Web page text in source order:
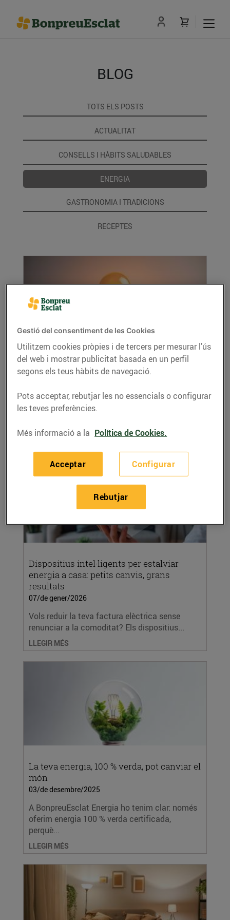
BLOG
TOTS ELS POSTS
ACTUALITAT
CONSELLS I HÀBITS SALUDABLES
ENERGIA
GASTRONOMIA I TRADICIONS
RECEPTES
6 consells per estalviar en la teva factura
elèctrica
Amb petits gestos i eines digitals pots
optimitzar el teu consum i reduir la despesa
Dispositius intel·ligents per estalviar
energia a casa: petits canvis, grans
resultats
07/de gener/2026
Vols reduir la teva factura elèctrica sense
renunciar a la comoditat? Els dispositius...
LLEGIR MÉS
La teva energia, 100 % verda, pot canviar el
món
03/de desembre/2025
A BonpreuEsclat Energia ho tenim clar: només
oferim energia 100 % verda certificada,
perquè...
LLEGIR MÉS
Gestió del consentiment de les Cookies
Utilitzem cookies pròpies i de tercers per mesurar l’ús
del web i mostrar publicitat basada en un perfil
segons els teus hàbits de navegació.
Pots acceptar, rebutjar les no essencials o configurar
les teves preferències.
Més informació a la Política de Cookies.
Configurar
Rebutjar
Acceptar